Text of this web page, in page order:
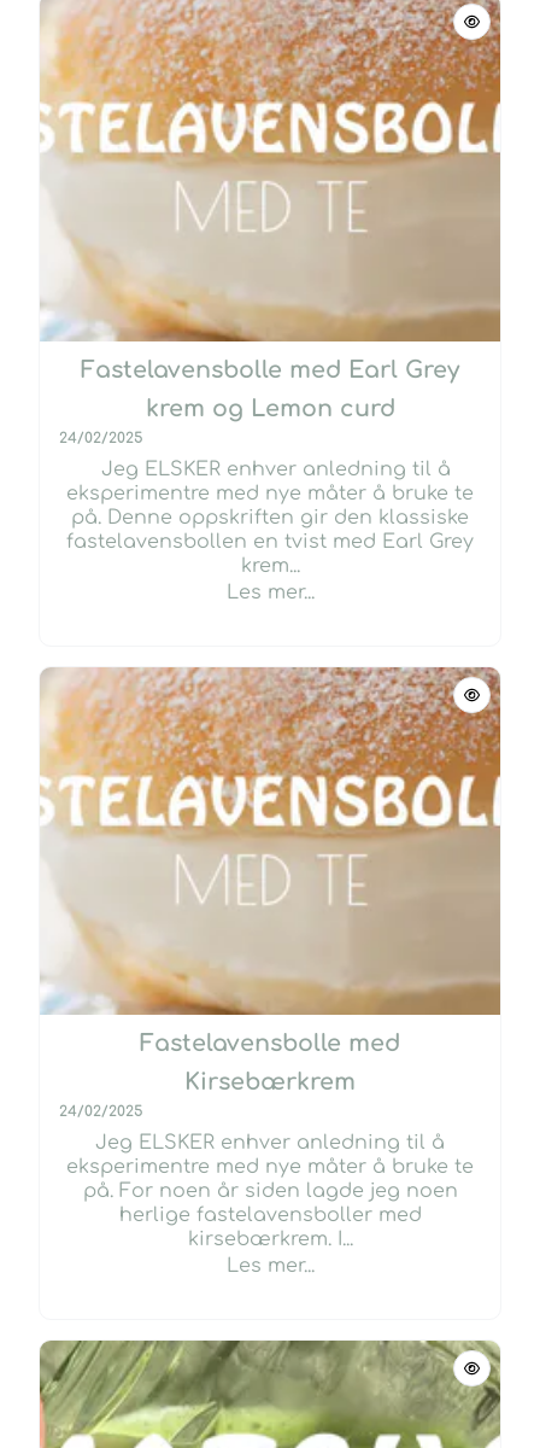
Fastelavensbolle med Earl Grey
krem og Lemon curd
24/02/2025
Jeg ELSKER enhver anledning til å
eksperimentre med nye måter å bruke te
på. Denne oppskriften gir den klassiske
fastelavensbollen en tvist med Earl Grey
krem...
Les mer...
Fastelavensbolle med
Kirsebærkrem
24/02/2025
Jeg ELSKER enhver anledning til å
eksperimentre med nye måter å bruke te
på. For noen år siden lagde jeg noen
herlige fastelavensboller med
kirsebærkrem. I...
Les mer...